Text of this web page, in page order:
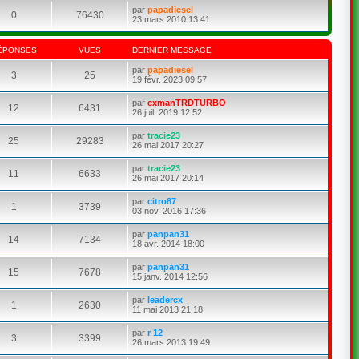
0 76430 parpapadiesel
23 mars 2010 13:41
VUES DERNIER MESSAGE
3 25 parpapadiesel
19 févr. 2023 09:57
12 6431 parcxmanTRDTURBO
26 juil. 2019 12:52
25 29283 partracie23
26 mai 2017 20:27
11 6633 partracie23
26 mai 2017 20:14
1 3739 parcitro87
03 nov. 2016 17:36
14 7134 parpanpan31
18 avr. 2014 18:00
15 7678 parpanpan31
15 janv. 2014 12:56
1 2630 parleadercx
11 mai 2013 21:18
3 3399 parr 12
26 mars 2013 19:49